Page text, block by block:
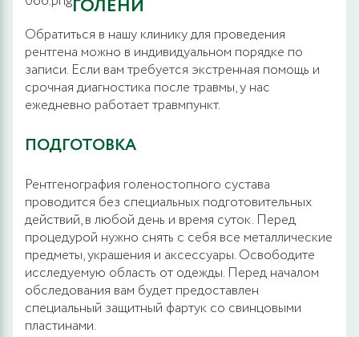
ГОЛЕНИ
Обратиться в нашу клинику для проведения
рентгена можно в индивидуальном порядке по
записи. Если вам требуется экстренная помощь и
срочная диагностика после травмы, у нас
ежедневно работает травмпункт.
ПОДГОТОВКА
Рентгенография голеностопного сустава
проводится без специальных подготовительных
действий, в любой день и время суток. Перед
процедурой нужно снять с себя все металлические
предметы, украшения и аксессуары. Освободите
исследуемую область от одежды. Перед началом
обследования вам будет предоставлен
специальный защитный фартук со свинцовыми
пластинами.